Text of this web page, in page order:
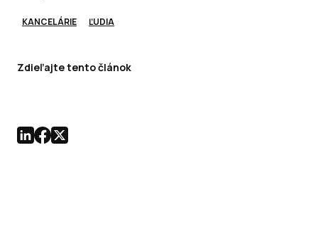
KANCELÁRIE ĽUDIA
Zdieľajte tento článok